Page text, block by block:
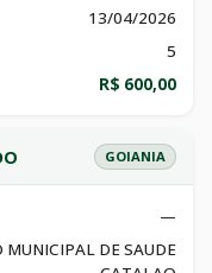
13/04/2026
5
R$ 600,00
GOIANIA
—
MUNICIPAL DE SAUDE